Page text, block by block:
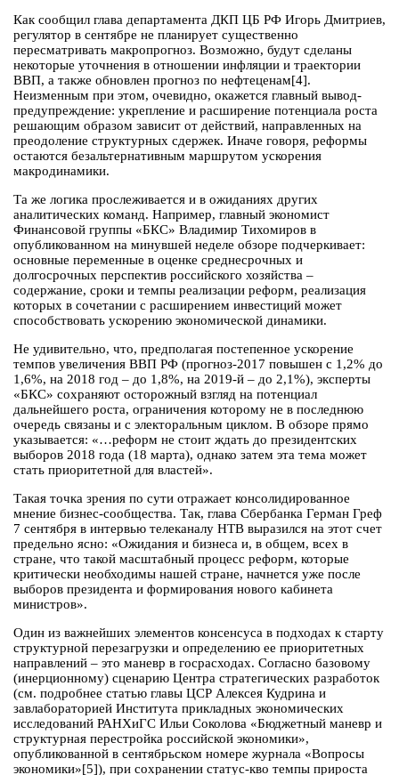
Как сообщил глава департамента ДКП ЦБ РФ Игорь Дмитриев,
регулятор в сентябре не планирует существенно
пересматривать макропрогноз. Возможно, будут сделаны
некоторые уточнения в отношении инфляции и траектории
ВВП, а также обновлен прогноз по нефтеценам[4].
Неизменным при этом, очевидно, окажется главный вывод-
предупреждение: укрепление и расширение потенциала роста
решающим образом зависит от действий, направленных на
преодоление структурных сдержек. Иначе говоря, реформы
остаются безальтернативным маршрутом ускорения
макродинамики.
Та же логика прослеживается и в ожиданиях других
аналитических команд. Например, главный экономист
Финансовой группы «БКС» Владимир Тихомиров в
опубликованном на минувшей неделе обзоре подчеркивает:
основные переменные в оценке среднесрочных и
долгосрочных перспектив российского хозяйства –
содержание, сроки и темпы реализации реформ, реализация
которых в сочетании с расширением инвестиций может
способствовать ускорению экономической динамики.
Не удивительно, что, предполагая постепенное ускорение
темпов увеличения ВВП РФ (прогноз-2017 повышен с 1,2% до
1,6%, на 2018 год – до 1,8%, на 2019-й – до 2,1%), эксперты
«БКС» сохраняют осторожный взгляд на потенциал
дальнейшего роста, ограничения которому не в последнюю
очередь связаны и с электоральным циклом. В обзоре прямо
указывается: «…реформ не стоит ждать до президентских
выборов 2018 года (18 марта), однако затем эта тема может
стать приоритетной для властей».
Такая точка зрения по сути отражает консолидированное
мнение бизнес-сообщества. Так, глава Сбербанка Герман Греф
7 сентября в интервью телеканалу НТВ выразился на этот счет
предельно ясно: «Ожидания и бизнеса и, в общем, всех в
стране, что такой масштабный процесс реформ, которые
критически необходимы нашей стране, начнется уже после
выборов президента и формирования нового кабинета
министров».
Один из важнейших элементов консенсуса в подходах к старту
структурной перезагрузки и определению ее приоритетных
направлений – это маневр в госрасходах. Согласно базовому
(инерционному) сценарию Центра стратегических разработок
(см. подробнее статью главы ЦСР Алексея Кудрина и
завлабораторией Института прикладных экономических
исследований РАНХиГС Ильи Соколова «Бюджетный маневр и
структурная перестройка российской экономики»,
опубликованной в сентябрьском номере журнала «Вопросы
экономики»[5]), при сохранении статус-кво темпы прироста